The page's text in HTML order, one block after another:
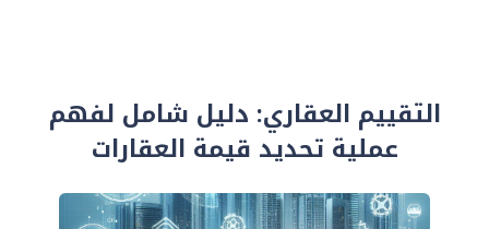
التقييم العقاري: دليل شامل لفهم
عملية تحديد قيمة العقارات